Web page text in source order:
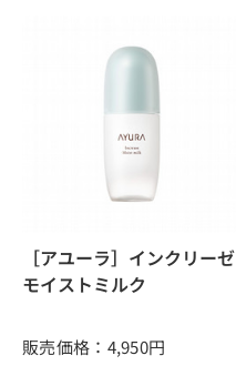
［アユーラ］インクリーゼ
モイストミルク
販売価格：4,950円